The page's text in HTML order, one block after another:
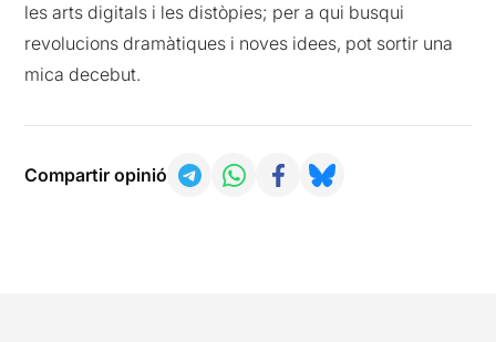
les arts digitals i les distòpies; per a qui busqui
revolucions dramàtiques i noves idees, pot sortir una
mica decebut.
Compartir opinió